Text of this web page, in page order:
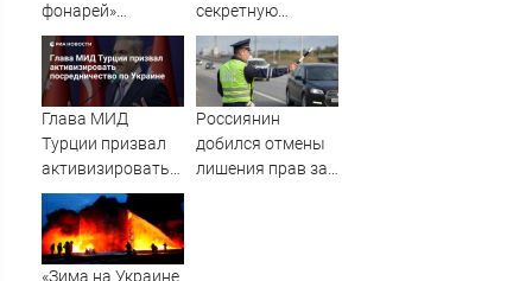
фонарей»
Валерий Филонов
секретную
миссию в Москву
и Киев
Глава МИД
Турции призвал
активизировать
посредничество
по Украине
Россиянин
добился отмены
лишения прав за
«Зима на Украине